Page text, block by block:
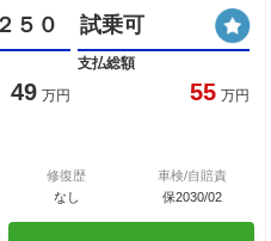
５０ 試乗可
49 万円
支払総額
55 万円
修復歴
なし
車検/自賠責
保2030/02